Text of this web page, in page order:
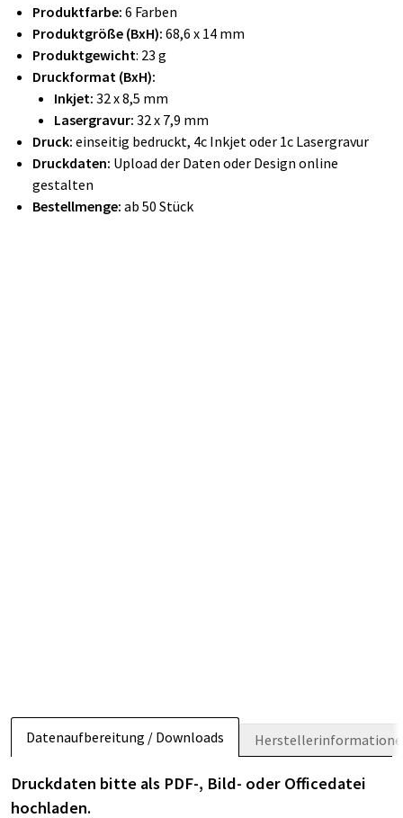
Produktfarbe: 6 Farben
Produktgröße (BxH): 68,6 x 14 mm
Produktgewicht: 23 g
Druckformat (BxH):
Inkjet: 32 x 8,5 mm
Lasergravur: 32 x 7,9 mm
Druck: einseitig bedruckt, 4c Inkjet oder 1c Lasergravur
Druckdaten: Upload der Daten oder Design online
gestalten
Bestellmenge: ab 50 Stück
Datenaufbereitung / Downloads
Druckdaten bitte als PDF-, Bild- oder Officedatei
hochladen.